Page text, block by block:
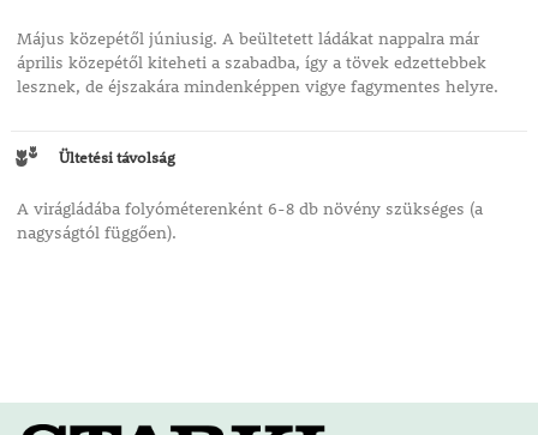
Május közepétől júniusig. A beültetett ládákat nappalra már
április közepétől kiteheti a szabadba, így a tövek edzettebbek
lesznek, de éjszakára mindenképpen vigye fagymentes helyre.
Ültetési távolság
A virágládába folyóméterenként 6-8 db növény szükséges (a
nagyságtól függően).